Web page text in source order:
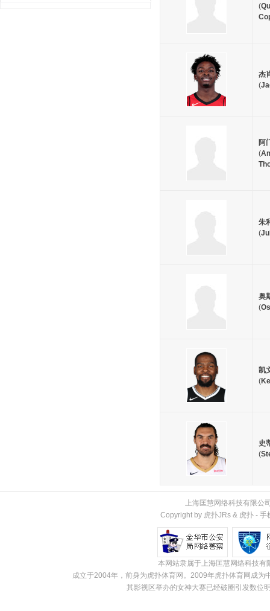
(
杰
(
阿
(
朱
(
奥
(
凯
(
史
(
上海匡慧网络科技有限公
Copyright by 虎扑JRs & 虎扑 - 手
本网站隶属于上海匡慧网络科技
成立于2004年，前身为虎扑体育网。2009年虎扑体育网成
其影视区举办的女神大赛已经破圈引发数位